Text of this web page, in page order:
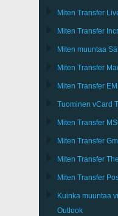
Miten Transfer
Miten Transfer
Miten muuntaa
Miten Transfer
Miten Transfer
Tuominen vCard
Miten Transfer
Miten Transfer
Miten Transfer
Miten Transfer
Kuinka muuntaa
Outlook